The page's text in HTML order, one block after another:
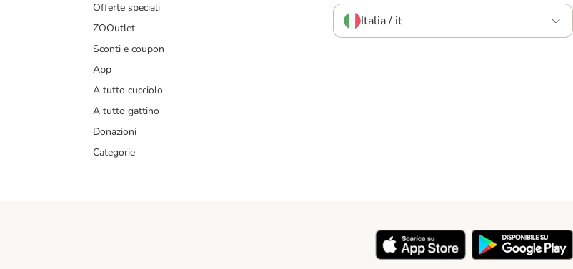
Offerte speciali
ZOOutlet
Sconti e coupon
App
A tutto cucciolo
A tutto gattino
Donazioni
Categorie
Italia / it